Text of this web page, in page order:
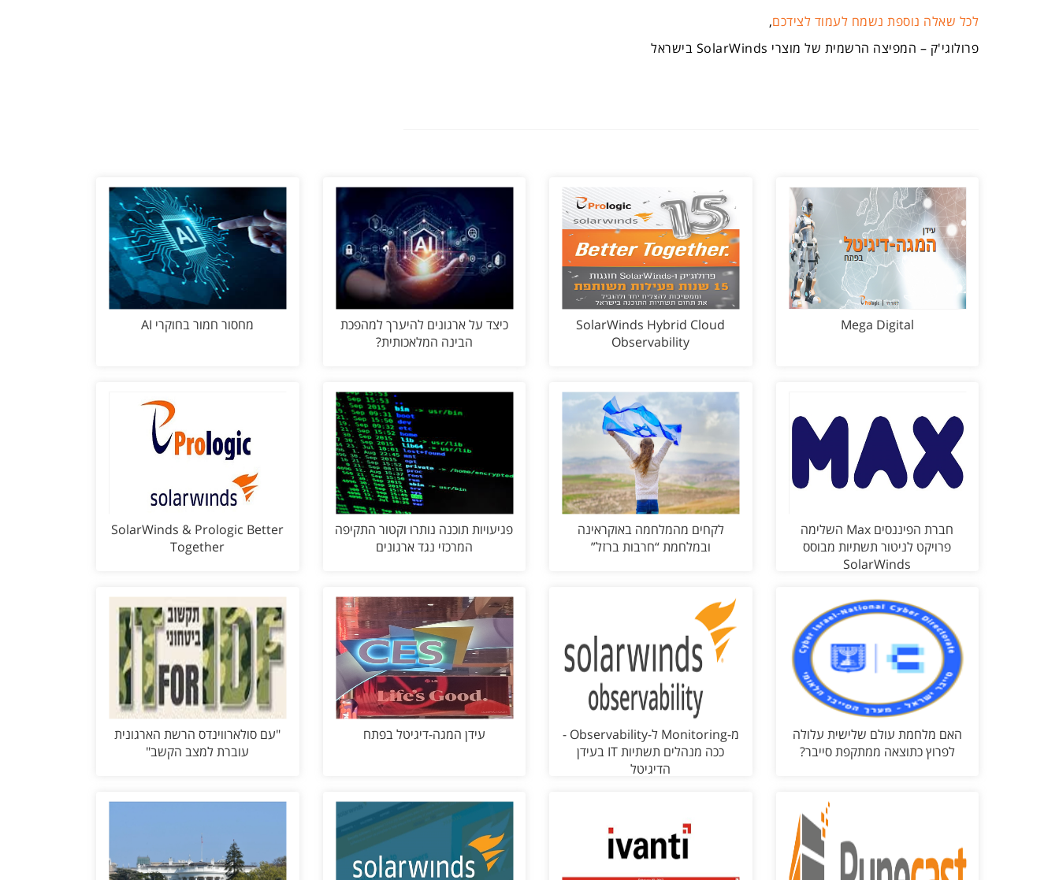
לכל שאלה נוספת נשמח לעמוד לצידכם,
פרולוגי'ק – המפיצה הרשמית של מוצרי SolarWinds בישראל
Mega Digital
SolarWinds Hybrid Cloud
Observability
כיצד על ארגונים להיערך למהפכת
הבינה המלאכותית?
מחסור חמור בחוקרי AI
חברת הפיננסים Max השלימה
פרויקט לניטור תשתיות מבוסס
SolarWinds
לקחים מהמלחמה באוקראינה
ובמלחמת “חרבות ברזל”
פגיעויות תוכנה נותרו וקטור התקיפה
המרכזי נגד ארגונים
SolarWinds & Prologic Better
Together
האם מלחמת עולם שלישית עלולה
לפרוץ כתוצאה ממתקפת סייבר?
מ-Monitoring ל-Observability -
ככה מנהלים תשתיות IT בעידן
הדיגיטל
עידן המגה-דיגיטל בפתח
"עם סולארווינדס הרשת הארגונית
עוברת למצב הקשב"